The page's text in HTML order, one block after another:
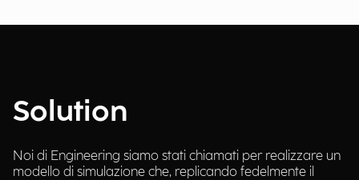
Solution
Noi di Engineering siamo stati chiamati per realizzare un
modello di simulazione che, replicando fedelmente il